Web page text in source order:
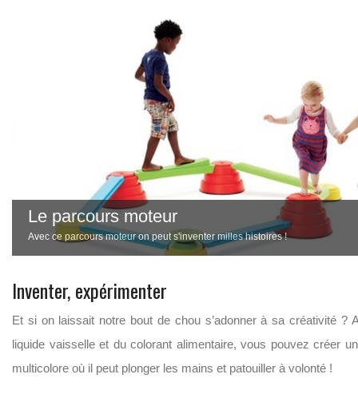
Le chamboule tout
Vous disposez vos boites de conserve colorées l’une sur l’autre. On a droit
tout EXPLOSER !
Le parcours moteur
Avec ce parcours moteur on peut s'inventer milles histoires !
Inventer, expérimenter
Et si on laissait notre bout de chou s’adonner à sa créativité ?
liquide vaisselle et du colorant alimentaire, vous pouvez créer
multicolore où il peut plonger les mains et patouiller à volonté !